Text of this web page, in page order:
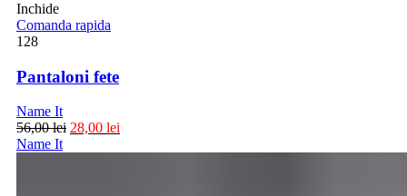
Inchide
Comanda rapida
128
Pantaloni fete
Name It
56,00lei 28,00 lei
Name It